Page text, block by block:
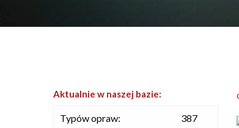
Aktualnie w naszej bazie:
Typów opraw: 387